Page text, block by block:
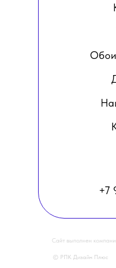
+7
© РПК Дизайн Плюс